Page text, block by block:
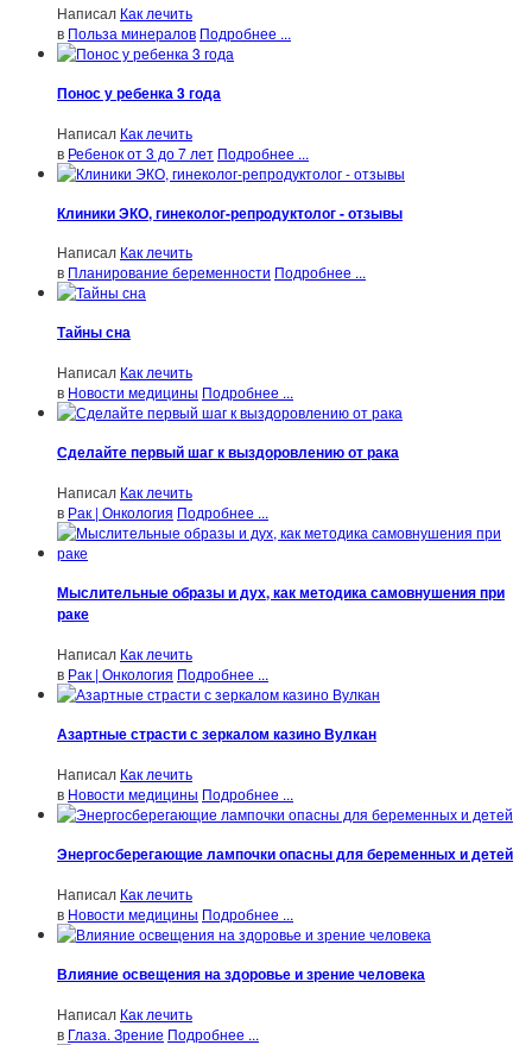
Написал Как лечить
в Польза минералов Подробнее ...
Понос у ребенка 3 года
Написал Как лечить
в Ребенок от 3 до 7 лет Подробнее ...
Клиники ЭКО, гинеколог-репродуктолог - отзывы
Написал Как лечить
в Планирование беременности Подробнее ...
Тайны сна
Написал Как лечить
в Новости медицины Подробнее ...
Сделайте первый шаг к выздоровлению от рака
Написал Как лечить
в Рак | Онкология Подробнее ...
Мыслительные образы и дух, как методика самовнушения при
раке
Написал Как лечить
в Рак | Онкология Подробнее ...
Азартные страсти с зеркалом казино Вулкан
Написал Как лечить
в Новости медицины Подробнее ...
Энергосберегающие лампочки опасны для беременных и детей
Написал Как лечить
в Новости медицины Подробнее ...
Влияние освещения на здоровье и зрение человека
Написал Как лечить
в Глаза. Зрение Подробнее ...